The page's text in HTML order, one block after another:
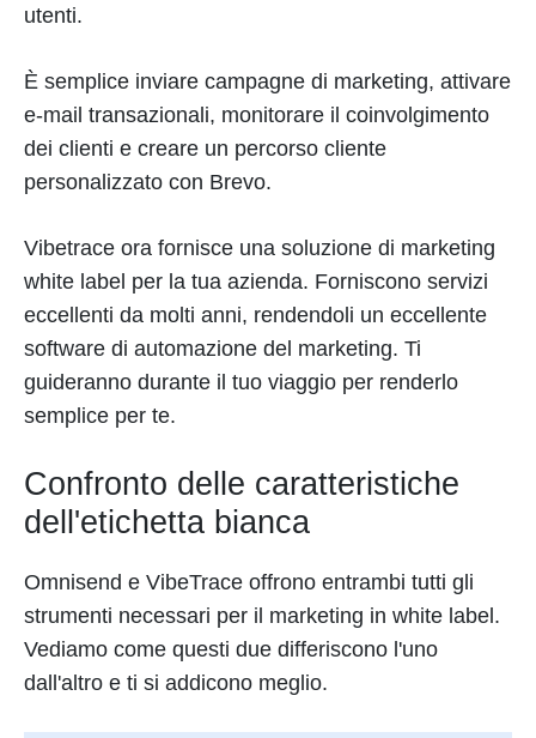
utenti.
È semplice inviare campagne di marketing, attivare
e-mail transazionali, monitorare il coinvolgimento
dei clienti e creare un percorso cliente
personalizzato con Brevo.
Vibetrace ora fornisce una soluzione di marketing
white label per la tua azienda. Forniscono servizi
eccellenti da molti anni, rendendoli un eccellente
software di automazione del marketing. Ti
guideranno durante il tuo viaggio per renderlo
semplice per te.
Confronto delle caratteristiche
dell'etichetta bianca
Omnisend e VibeTrace offrono entrambi tutti gli
strumenti necessari per il marketing in white label.
Vediamo come questi due differiscono l'uno
dall'altro e ti si addicono meglio.